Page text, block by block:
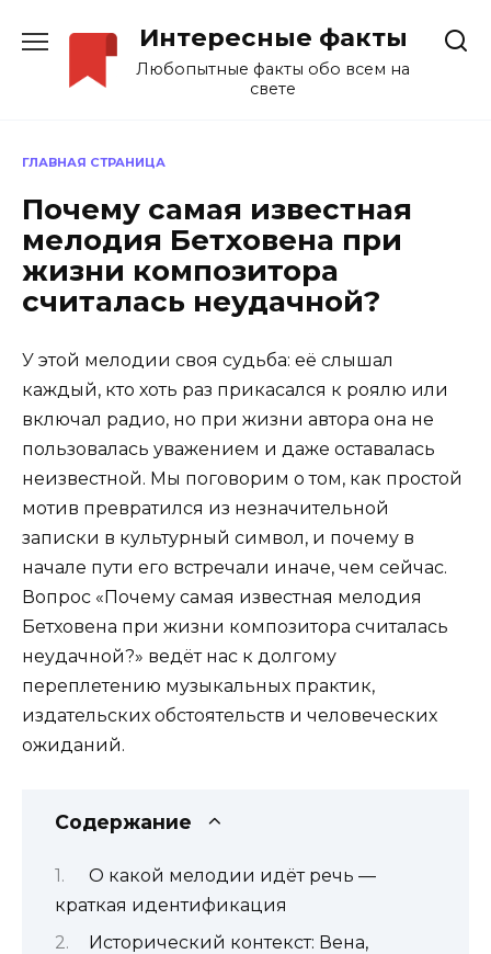
содержанию
Интересные факты
Любопытные факты обо всем на
свете
ГЛАВНАЯ СТРАНИЦА
Почему самая известная
мелодия Бетховена при
жизни композитора
считалась неудачной?
У этой мелодии своя судьба: её слышал
каждый, кто хоть раз прикасался к роялю или
включал радио, но при жизни автора она не
пользовалаcь уважением и даже оставалась
неизвестной. Мы поговорим о том, как простой
мотив превратился из незначительной
записки в культурный символ, и почему в
начале пути его встречали иначе, чем сейчас.
Вопрос «Почему самая известная мелодия
Бетховена при жизни композитора считалась
неудачной?» ведёт нас к долгому
переплетению музыкальных практик,
издательских обстоятельств и человеческих
ожиданий.
Содержание
О какой мелодии идёт речь —
краткая идентификация
Исторический контекст: Вена,